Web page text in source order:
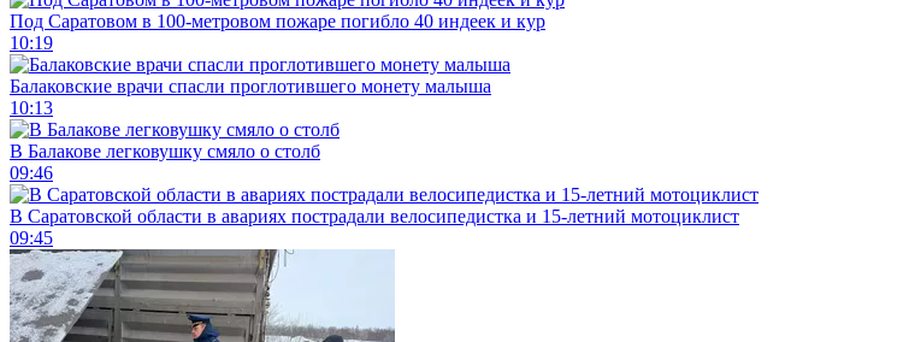
Под Саратовом в 100-метровом пожаре погибло 40 индеек и кур
10:19
Балаковские врачи спасли проглотившего монету малыша
10:13
В Балакове легковушку смяло о столб
09:46
В Саратовской области в авариях пострадали велосипедистка и 15-летний мотоциклист
09:45